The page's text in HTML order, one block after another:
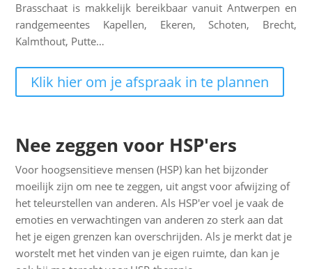
Brasschaat is makkelijk bereikbaar vanuit Antwerpen en
randgemeentes Kapellen, Ekeren, Schoten, Brecht,
Kalmthout, Putte…
Klik hier om je afspraak in te plannen
Nee zeggen voor HSP'ers
Voor hoogsensitieve mensen (HSP) kan het bijzonder
moeilijk zijn om nee te zeggen, uit angst voor afwijzing of
het teleurstellen van anderen. Als HSP'er voel je vaak de
emoties en verwachtingen van anderen zo sterk aan dat
het je eigen grenzen kan overschrijden. Als je merkt dat je
worstelt met het vinden van je eigen ruimte, dan kan je